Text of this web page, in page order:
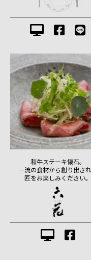
和牛ステーキ懐石。
一流の食材から創り出さ
匠をお楽しみください。